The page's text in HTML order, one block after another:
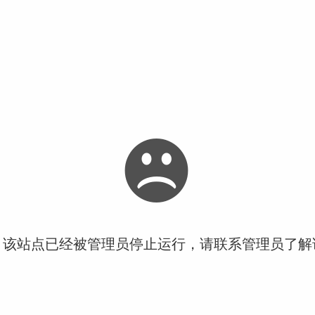
站点已经被管理员停止运行，请联系管理员了